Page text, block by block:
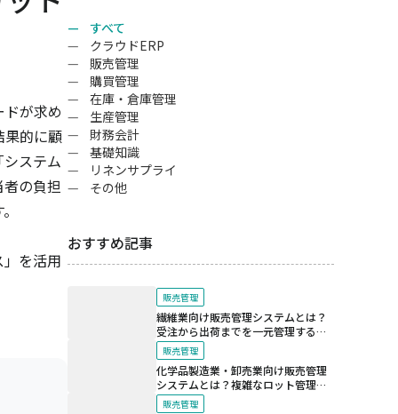
が求め
果的に顧
ステム
の負担
を活用
すべて
クラウドERP
販売管理
購買管理
在庫・倉庫管理
生産管理
財務会計
基礎知識
リネンサプライ
その他
おすすめ記事
販売管理
繊維業向け販売管理システムとは？
受注から出荷までを一元管理する仕
組み
販売管理
化学品製造業・卸売業向け販売管理
システムとは？複雑なロット管理と
法規制対応を支える仕組み
販売管理